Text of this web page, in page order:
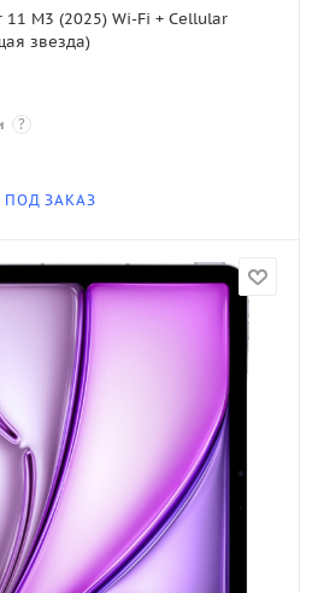
M3 (2025) Wi-Fi + Cellular
звезда)
?
ПОД ЗАКАЗ